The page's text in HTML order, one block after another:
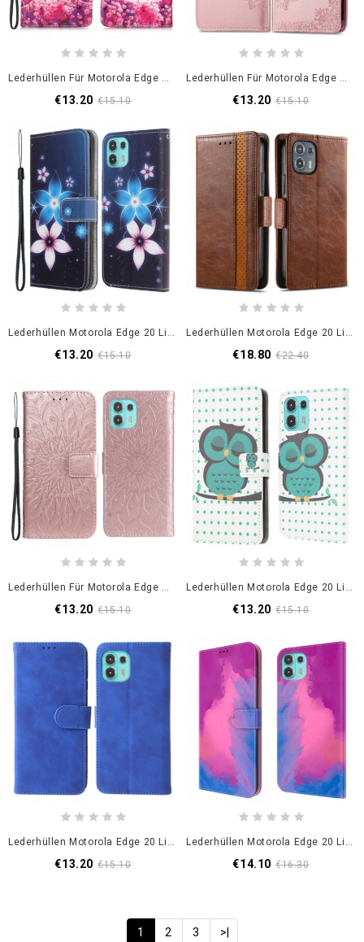
Lederhüllen Für Motorola Edge 20 Lite Rote Schmetterlinge
€13.20 €15.10
Lederhüllen Für Motorola Edge 20 Lite Mandala Mittelalter
€13.20 €15.10
Lederhüllen Motorola Edge 20 Lite Mondblumen Mit Riemen
€13.20 €15.10
Lederhüllen Motorola Edge 20 Lite Handyhülle Zweifarbiger Doppelverschluss
€18.80 €22.40
Lederhüllen Für Motorola Edge 20 Lite Sonnenblume
€13.20 €15.10
Lederhüllen Motorola Edge 20 Lite Schlafende Eule
€13.20 €15.10
Lederhüllen Motorola Edge 20 Lite Hautberührung
€13.20 €15.10
Lederhüllen Motorola Edge 20 Lite Aquarell
€14.10 €16.30
1 2 3 >|